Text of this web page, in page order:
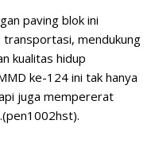
paving blok ini
transportasi, mendukung
kualitas hidup
ke-124 ini tak hanya
juga mempererat